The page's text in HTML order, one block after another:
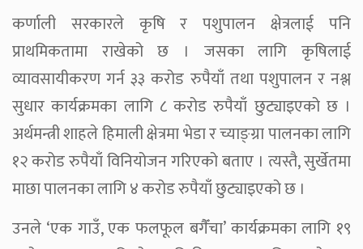
कर्णाली सरकारले कृषि र पशुपालन क्षेत्रलाई पनि
प्राथमिकतामा राखेको छ । जसका लागि कृषिलाई
व्यावसायीकरण गर्न ३३ करोड रुपैयाँ तथा पशुपालन र नश्ल
सुधार कार्यक्रमका लागि ८ करोड रुपैयाँ छुट्याइएको छ ।
अर्थमन्त्री शाहले हिमाली क्षेत्रमा भेडा र च्याङ्ग्रा पालनका लागि
१२ करोड रुपैयाँ विनियोजन गरिएको बताए । त्यस्तै, सुर्खेतमा
माछा पालनका लागि ४ करोड रुपैयाँ छुट्याइएको छ ।
उनले ‘एक गाउँ, एक फलफूल बगैँचा’ कार्यक्रमका लागि १९